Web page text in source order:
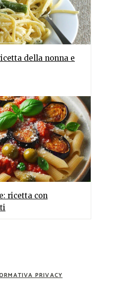
della nonna e
ricetta con
PRIVACY